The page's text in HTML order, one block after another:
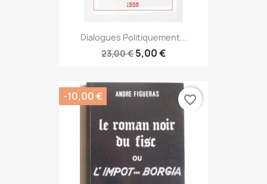
Dialogues Politiquement...
23,00 € 5,00 €
-10,00 € favorite_border